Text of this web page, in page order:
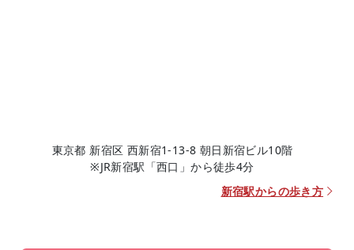
東京都 新宿区 西新宿1-13-8 朝日新宿ビル10階
※JR新宿駅「西口」から徒歩4分
新宿駅からの歩き方